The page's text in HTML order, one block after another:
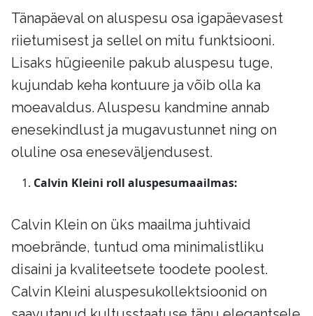
Tänapäeval on aluspesu osa igapäevasest
riietumisest ja sellel on mitu funktsiooni.
Lisaks hügieenile pakub aluspesu tuge,
kujundab keha kontuure ja võib olla ka
moeavaldus. Aluspesu kandmine annab
enesekindlust ja mugavustunnet ning on
oluline osa eneseväljendusest.
Calvin Kleini roll aluspesumaailmas:
Calvin Klein on üks maailma juhtivaid
moebrände, tuntud oma minimalistliku
disaini ja kvaliteetsete toodete poolest.
Calvin Kleini aluspesukollektsioonid on